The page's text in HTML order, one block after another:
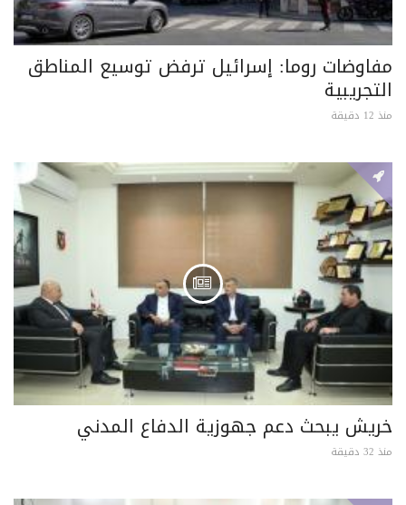
مفاوضات روما: إسرائيل ترفض توسيع المناطق
التجريبية
منذ 12 دقيقة
خريش يبحث دعم جهوزية الدفاع المدني
منذ 32 دقيقة